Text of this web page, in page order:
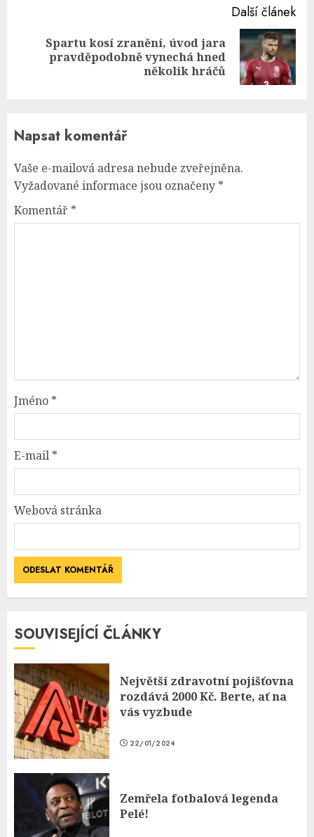
Další článek
Next
Spartu kosí zranění, úvod jara
pravděpodobně vynechá hned
několik hráčů
Napsat komentář
Vaše e-mailová adresa nebude zveřejněna.
Vyžadované informace jsou označeny *
Komentář *
Jméno *
E-mail *
Webová stránka
SOUVISEJÍCÍ ČLÁNKY
Největší zdravotní pojišťovna
rozdává 2000 Kč. Berte, ať na
vás vyzbude
22/01/2024
Zemřela fotbalová legenda
Pelé!